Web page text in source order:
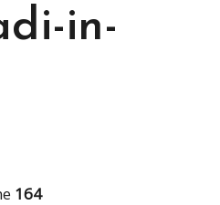
in-
164